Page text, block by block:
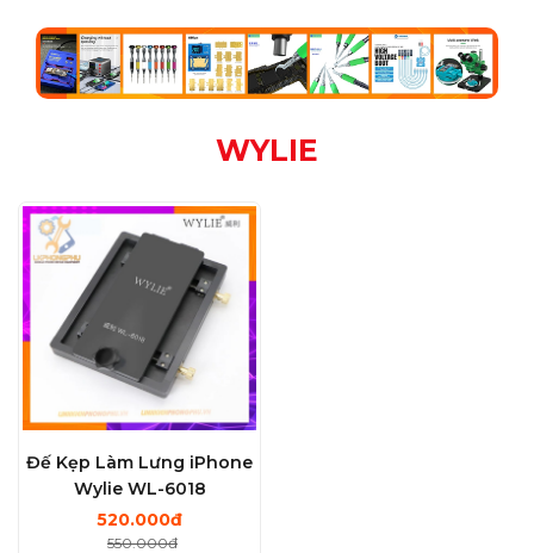
WYLIE
Đế Kẹp Làm Lưng iPhone
Wylie WL-6018
520.000đ
550.000đ